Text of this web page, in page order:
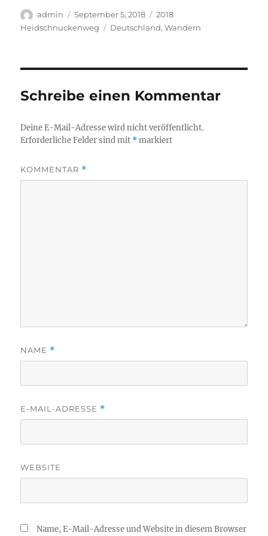
Autor
admin
Veröffentlicht
am
September 5, 2018 Kategorien
2018
Heidschnuckenweg
Schlagwörter
Deutschland,Wandern
Schreibe einen Kommentar
Deine E-Mail-Adresse wird nicht veröffentlicht.
Erforderliche Felder sind mit *markiert
KOMMENTAR *
NAME *
E-MAIL-ADRESSE *
WEBSITE
Name, E-Mail-Adresse und Website in diesem Browser